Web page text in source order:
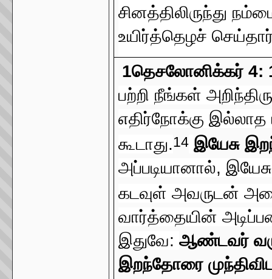
சினத்திலிருந்து
உயிர்த்தெழச்
1தெசலோனிக்கர் 4:
பற்றி நீங்கள்
எதிர்நோக்கு
கூடாது.14 இயேசு
அப்படியானால்,
கடவுள் அவருடன்
வார்த்தையின்
இதுவே:ஆண்டவர்
இறந்தோரை